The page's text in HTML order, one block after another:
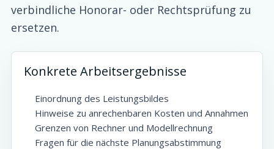
verbindliche Honorar- oder Rechtsprüfung zu
ersetzen.
Konkrete Arbeitsergebnisse
Einordnung des Leistungsbildes
Hinweise zu anrechenbaren Kosten und Annahmen
Grenzen von Rechner und Modellrechnung
Fragen für die nächste Planungsabstimmung